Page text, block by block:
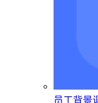
员工背景